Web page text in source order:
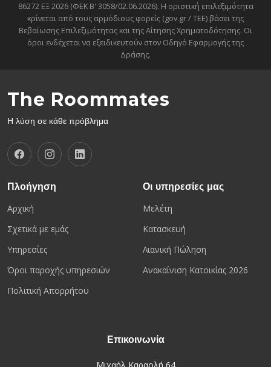
86272 ΕΞ 2026 (ΦΕΚ Β' 3058/02.06.2026). Η οριστική επιλεξιμότητα
κρίνεται από τους αρμόδιους φορείς (gov.gr / ΤΕΕ) βάσει της
Βεβαίωσης Επιλεξιμότητας και της Αίτησης Χρηματοδότησης. Οι
όροι ενδέχεται να εξειδικευτούν στον Οδηγό Εφαρμογής της
Δράσης.
The Roommates
Η λύση σε κάθε πρόβλημα
Πλοήγηση
Αρχική
Σχετικά με εμάς
Υπηρεσίες
Όροι παροχής υπηρεσιών
Πολιτική Απορρήτου
Οι υπηρεσίες μας
Μελέτη
Κατασκευή
Λιανική Πώληση
Ανακαίνιση Κατοικίας 2026
Επικοινωνία